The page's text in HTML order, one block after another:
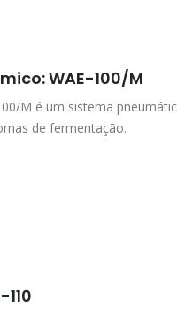
WAE-100/M
M é um sistema
de fermentação.